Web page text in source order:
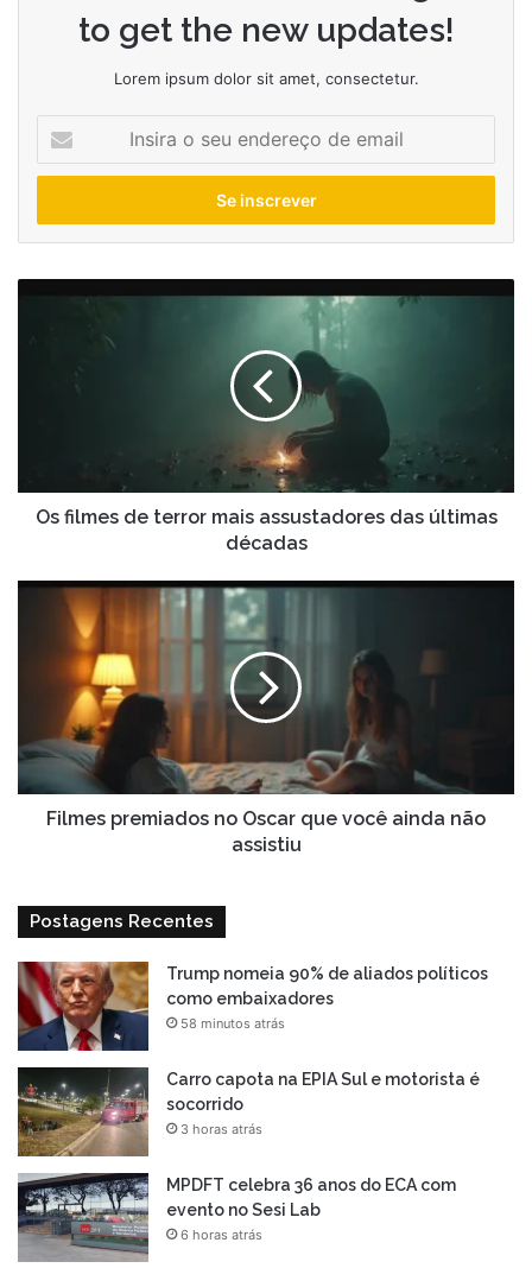
to get the new updates!
Lorem ipsum dolor sit amet, consectetur.
seu
de
décadas
Os filmes de terror mais assustadores das últimas
décadas
Filmes
premiados
ainda
não
assistiu
Filmes premiados no Oscar que você ainda não
assistiu
Postagens Recentes
Trump nomeia 90% de aliados políticos
como embaixadores
58 minutos atrás
Carro capota na EPIA Sul e motorista é
socorrido
3 horas atrás
MPDFT celebra 36 anos do ECA com
evento no Sesi Lab
6 horas atrás